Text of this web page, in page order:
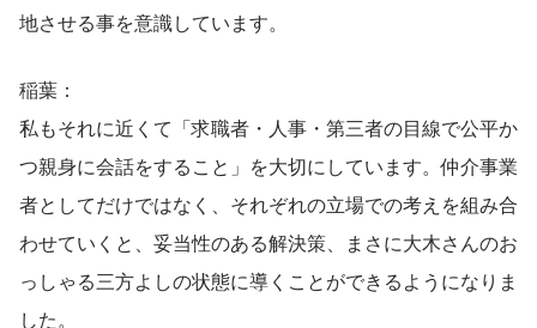
地させる事を意識しています。
稲葉：
私もそれに近くて「求職者・人事・第三者の目線で公平か
つ親身に会話をすること」を大切にしています。仲介事業
者としてだけではなく、それぞれの立場での考えを組み合
わせていくと、妥当性のある解決策、まさに大木さんのお
っしゃる三方よしの状態に導くことができるようになりま
した。